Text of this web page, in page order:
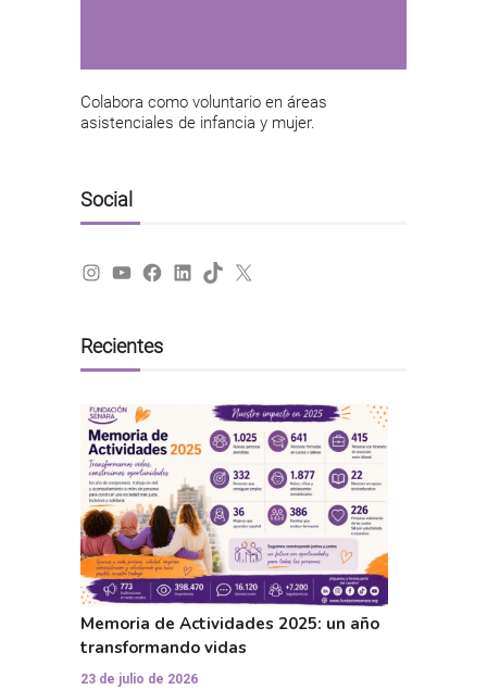
Colabora como voluntario en áreas
asistenciales de infancia y mujer.
Social
Instagram
YouTube
Facebook
LinkedIn
TikTok
X
Recientes
Memoria de Actividades 2025: un año
transformando vidas
23 de julio de 2026